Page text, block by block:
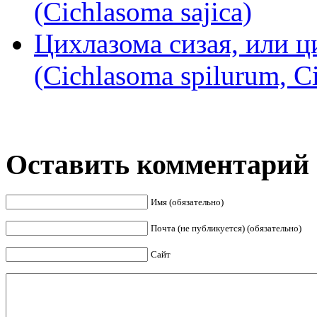
(Cichlasoma sajica)
Цихлазома сизая, или
(Cichlasoma spilurum,
Оставить комментарий
Имя (обязательно)
Почта (не публикуется) (обязательно)
Сайт